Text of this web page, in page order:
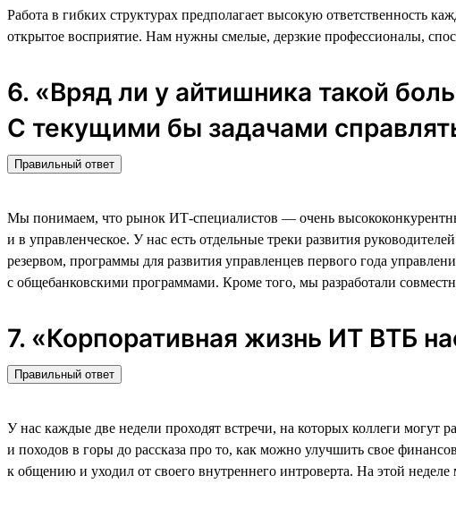
Работа в гибких структурах предполагает высокую ответственность
открытое восприятие. Нам нужны смелые, дерзкие профессионалы,
6. «Вряд ли у айтишника такой
С текущими бы задачами
Правильный ответ
Мы понимаем, что рынок ИТ-специалистов — очень
и в управленческое. У нас есть отдельные треки развития
резервом, программы для развития управленцев первого года
с общебанковскими программами. Кроме того, мы разработали
7. «Корпоративная жизнь ИТ ВТБ
Правильный ответ
У нас каждые две недели проходят встречи, на которых коллеги
и походов в горы до рассказа про то, как можно улучшить свое
к общению и уходил от своего внутреннего интроверта. На этой